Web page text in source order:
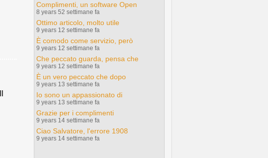
Complimenti, un software Open
8 years 52 settimane fa
Ottimo articolo, molto utile
9 years 12 settimane fa
È comodo come servizio, però
9 years 12 settimane fa
Che peccato guarda, pensa che
9 years 12 settimane fa
È un vero peccato che dopo
9 years 13 settimane fa
Io sono un appassionato di
9 years 13 settimane fa
Grazie per i complimenti
9 years 14 settimane fa
Ciao Salvatore, l'errore 1908
9 years 14 settimane fa